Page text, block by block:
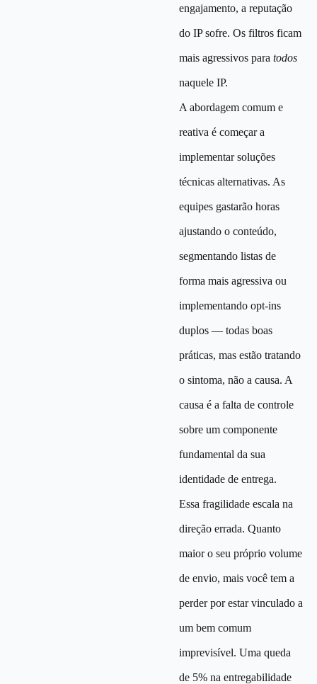
engajamento, a reputação
do IP sofre. Os filtros ficam
mais agressivos para todos
naquele IP.
A abordagem comum e
reativa é começar a
implementar soluções
técnicas alternativas. As
equipes gastarão horas
ajustando o conteúdo,
segmentando listas de
forma mais agressiva ou
implementando opt-ins
duplos — todas boas
práticas, mas estão tratando
o sintoma, não a causa. A
causa é a falta de controle
sobre um componente
fundamental da sua
identidade de entrega.
Essa fragilidade escala na
direção errada. Quanto
maior o seu próprio volume
de envio, mais você tem a
perder por estar vinculado a
um bem comum
imprevisível. Uma queda
de 5% na entregabilidade